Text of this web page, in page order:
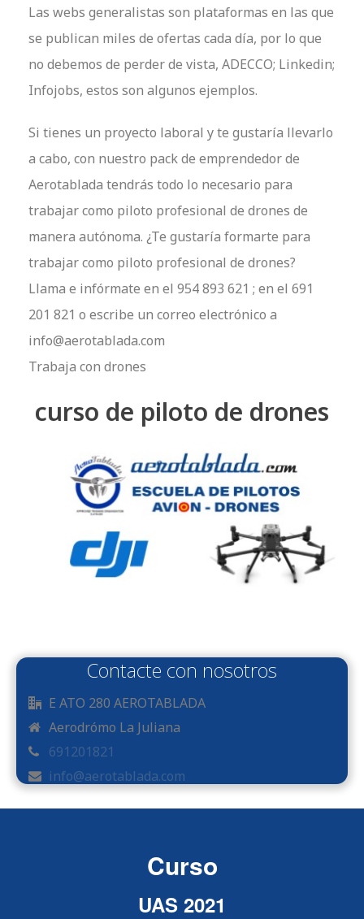
Las webs generalistas son plataformas en las que
se publican miles de ofertas cada día, por lo que
no debemos de perder de vista, ADECCO; Linkedin;
Infojobs, estos son algunos ejemplos.
Si tienes un proyecto laboral y te gustaría llevarlo
a cabo, con nuestro pack de emprendedor de
Aerotablada tendrás todo lo necesario para
trabajar como piloto profesional de drones de
manera autónoma. ¿Te gustaría formarte para
trabajar como piloto profesional de drones?
Llama e infórmate en el 954 893 621 ; en el 691
201 821 o escribe un correo electrónico a
info@aerotablada.com
Trabaja con drones
curso de piloto de drones
Contacte con nosotros
E ATO 280 AEROTABLADA
Aerodrómo La Juliana
691201821
info@aerotablada.com
Curso
UAS 2021